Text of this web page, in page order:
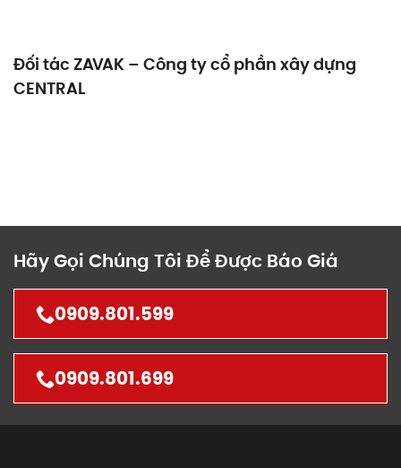
Đối tác ZAVAK – Công ty cổ phần xây dựng
CENTRAL
Hãy Gọi Chúng Tôi Để Được Báo Giá
0909.801.599
0909.801.699